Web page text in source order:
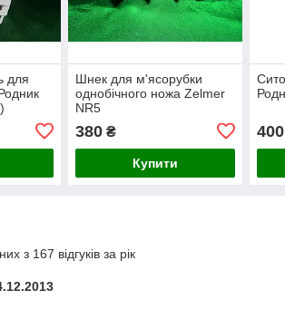
для
Шнек для м'ясорубки
однобічного ножа Zelmer
NR5
380₴
Купити
400
з 167 відгуків за рік